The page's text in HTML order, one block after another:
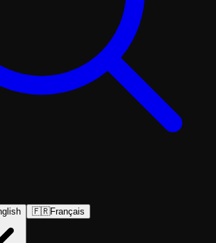
🇫🇷Français